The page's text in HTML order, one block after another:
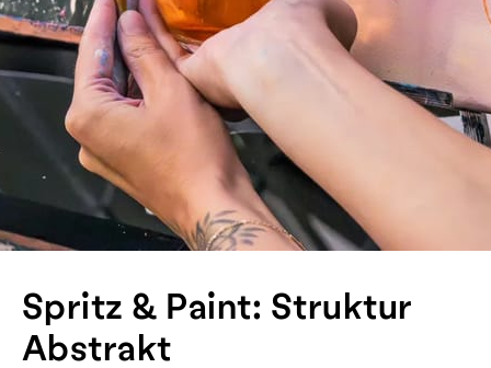
Spritz & Paint: Struktur
Abstrakt